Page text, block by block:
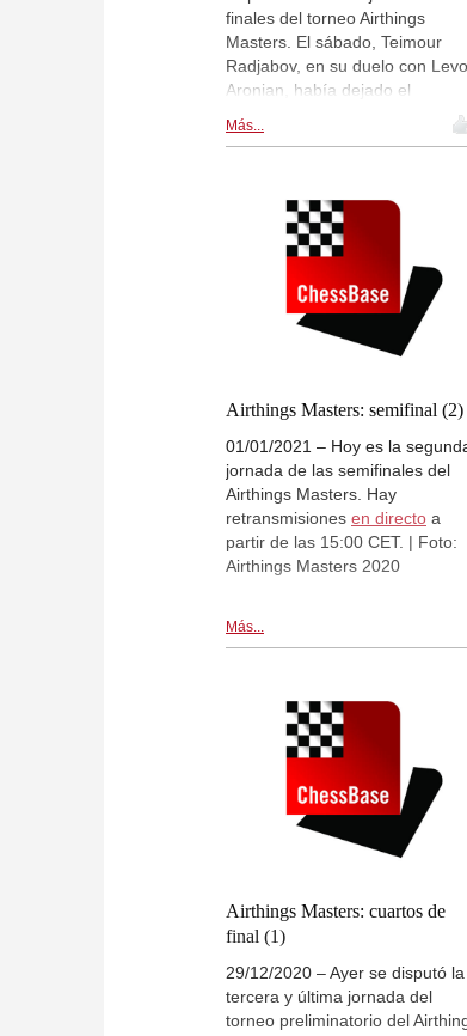
finales del torneo Airthings
Masters. El sábado, Teimour
Radjabov, en su duelo con
Aronian, había dejado el
empates y una victoria. En la
torneo con un resultado de 2:1.
Teimour Radjabov se lleva un
premio de unos 60.000 dólares
estadounidenses en metálico.
Maxime Vachier-Lagrave ganó el
duelo contra Daniil Dubov por el
tercer puesto, respectivamente.
Chess Tour
Más...
Airthings Masters: semifinal (2)
01/01/2021 – Hoy es la
jornada de las semifinales del
Airthings Masters. Hay
retransmisiones en directo a
partir de las 15:00 CET. | Foto:
Airthings Masters 2020
Más...
Airthings Masters: cuartos de
final (1)
29/12/2020 – Ayer se disputó la
tercera y última jornada del
torneo preliminatorio del